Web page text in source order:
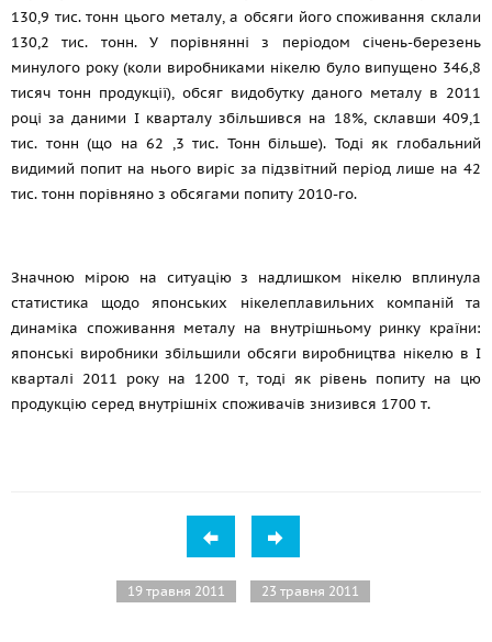
130,9 тис. тонн цього металу, а обсяги його споживання склали
130,2 тис. тонн. У порівнянні з періодом січень-березень
минулого року (коли виробниками нікелю було випущено 346,8
тисяч тонн продукції), обсяг видобутку даного металу в 2011
році за даними I кварталу збільшився на 18%, склавши 409,1
тис. тонн (що на 62 ,3 тис. Тонн більше). Тоді як глобальний
видимий попит на нього виріс за підзвітний період лише на 42
тис. тонн порівняно з обсягами попиту 2010-го.
Значною мірою на ситуацію з надлишком нікелю вплинула
статистика щодо японських нікелеплавильних компаній та
динаміка споживання металу на внутрішньому ринку країни:
японські виробники збільшили обсяги виробництва нікелю в I
кварталі 2011 року на 1200 т, тоді як рівень попиту на цю
продукцію серед внутрішніх споживачів знизився 1700 т.
19 травня 2011 23 травня 2011